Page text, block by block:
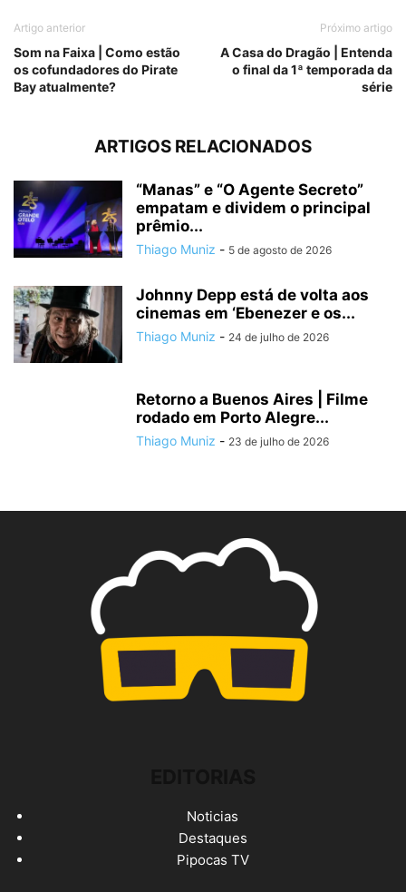
Artigo anterior
Som na Faixa | Como estão
os cofundadores do Pirate
Bay atualmente?
Próximo artigo
A Casa do Dragão | Entenda
o final da 1ª temporada da
série
ARTIGOS RELACIONADOS
“Manas” e “O Agente Secreto”
empatam e dividem o principal
prêmio...
Thiago Muniz - 5 de agosto de 2026
Johnny Depp está de volta aos
cinemas em ‘Ebenezer e os...
Thiago Muniz - 24 de julho de 2026
Retorno a Buenos Aires | Filme
rodado em Porto Alegre...
Thiago Muniz - 23 de julho de 2026
Noticias
Destaques
Pipocas TV